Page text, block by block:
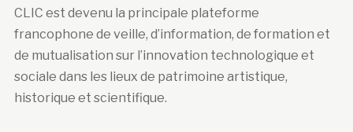
CLIC est devenu la principale plateforme
francophone de veille, d’information, de formation et
de mutualisation sur l’innovation technologique et
sociale dans les lieux de patrimoine artistique,
historique et scientifique.